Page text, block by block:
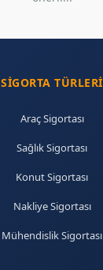
SIGORTA TÜRLERI
Araç Sigortası
Sağlık Sigortası
Konut Sigortası
Nakliye Sigortası
Mühendislik Sigortası